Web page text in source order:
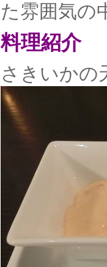
た雰囲気の
料理紹介
さきいかの